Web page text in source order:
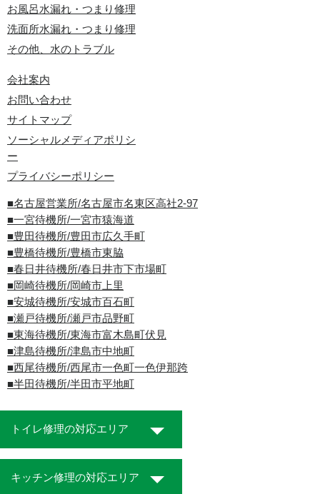
お風呂水漏れ・つまり修理
洗面所水漏れ・つまり修理
その他、水のトラブル
会社案内
お問い合わせ
サイトマップ
ソーシャルメディアポリシ
ー
プライバシーポリシー
■名古屋営業所/名古屋市名東区高社2-97
■一宮待機所/一宮市猿海道
■豊田待機所/豊田市広久手町
■豊橋待機所/豊橋市東脇
■春日井待機所/春日井市下市場町
■岡崎待機所/岡崎市上里
■安城待機所/安城市百石町
■瀬戸待機所/瀬戸市品野町
■東海待機所/東海市富木島町伏見
■津島待機所/津島市中地町
■西尾待機所/西尾市一色町一色伊那跨
■半田待機所/半田市平地町
トイレ修理の対応エリア
キッチン修理の対応エリア